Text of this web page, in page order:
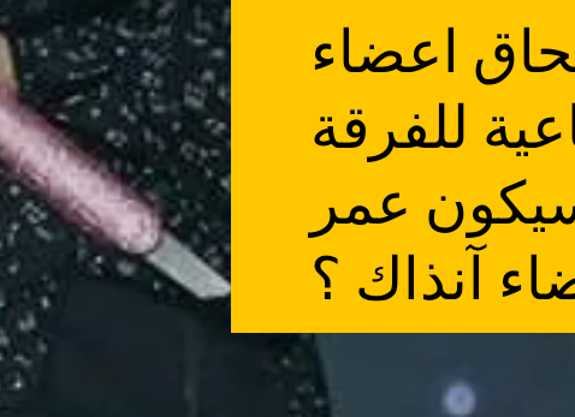
2022 عن التحاق اعضاء
للفرقة
لكن كم سيكون عمر
آنذاك ؟